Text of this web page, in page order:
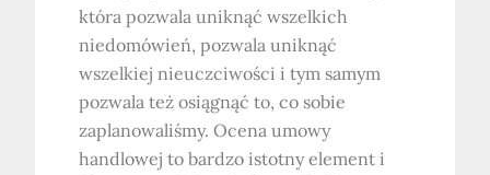
która pozwala uniknąć wszelkich
niedomówień, pozwala uniknąć
wszelkiej nieuczciwości i tym samym
pozwala też osiągnąć to, co sobie
zaplanowaliśmy. Ocena umowy
handlowej to bardzo istotny element i